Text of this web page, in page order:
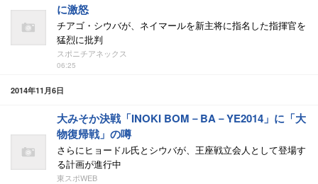
に激怒
チアゴ・シウバが、ネイマールを新主将に指名した指揮官を
猛烈に批判
スポニチアネックス
06:25
2014年11月6日
大みそか決戦「INOKI BOM－BA－YE2014」に「大
物復帰戦」の噂
さらにヒョードル氏とシウバが、王座戦立会人として登場す
る計画が進行中
東スポWEB